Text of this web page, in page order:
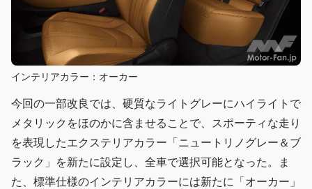
インテリアカラー：オーカー
今回の一部改良では、硬質なライトグレーにハイライトで
メタリックをほのかに含ませることで、スポーティな走り
を表現したエクステリアカラー「ニュートリノグレー＆ブ
ラック」を新たに設定し、全車で選択可能となった。ま
た、標準仕様のインテリアカラーには新たに「オーカー」